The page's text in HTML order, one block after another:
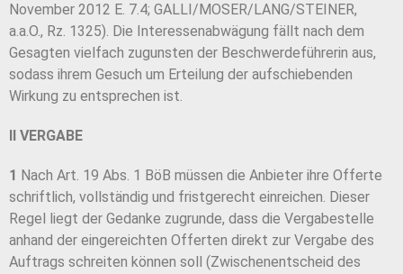
November 2012 E. 7.4; GALLI/MOSER/LANG/STEINER,
a.a.O., Rz. 1325). Die Interessenabwägung fällt nach dem
Gesagten vielfach zugunsten der Beschwerdeführerin aus,
sodass ihrem Gesuch um Erteilung der aufschiebenden
Wirkung zu entsprechen ist.
II VERGABE
1 Nach Art. 19 Abs. 1 BöB müssen die Anbieter ihre Offerte
schriftlich, vollständig und fristgerecht einreichen. Dieser
Regel liegt der Gedanke zugrunde, dass die Vergabestelle
anhand der eingereichten Offerten direkt zur Vergabe des
Auftrags schreiten können soll (Zwischenentscheid des